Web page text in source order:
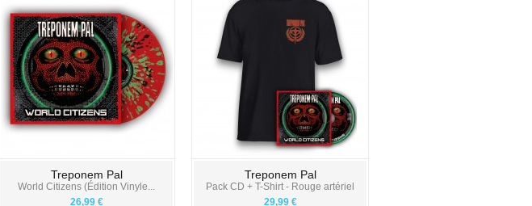
Treponem Pal
World Citizens (Édition Vinyle...
26,99 €
Treponem Pal
Pack CD + T-Shirt - Rouge artériel
29,99 €